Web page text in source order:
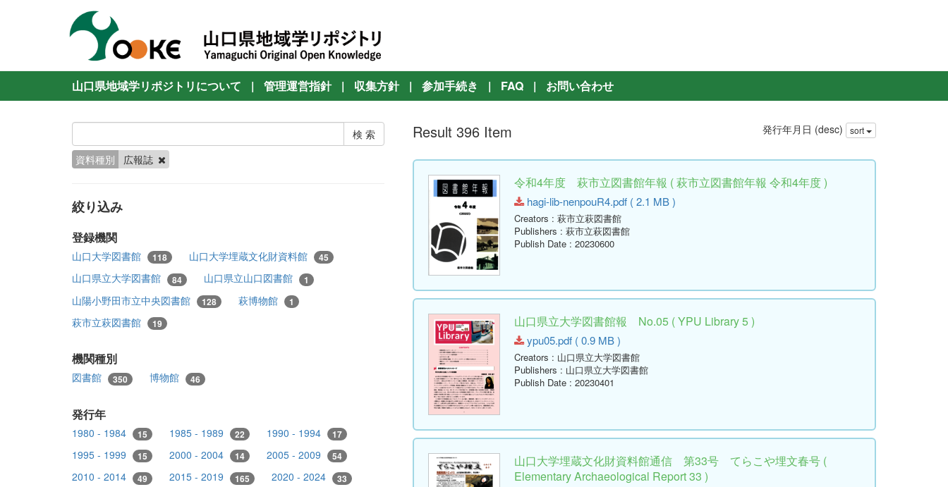
山口県地域学リポジトリについて | 管理運営指針 | 収集方針 | 参加手続き | FAQ | お問い合わせ
資料種別 広報誌
絞り込み
登録機関
山口大学図書館 118 山口大学埋蔵文化財資料館 45
山口県立大学図書館 84 山口県立山口図書館 1
山陽小野田市立中央図書館 128 萩博物館 1
萩市立萩図書館 19
機関種別
図書館 350 博物館 46
発行年
1980 - 1984 15 1985 - 1989 22 1990 - 1994 17
1995 - 1999 15 2000 - 2004 14 2005 - 2009 54
2010 - 2014 49 2015 - 2019 165 2020 - 2024 33
Result 396 Item 発行年月日 (desc) sort
令和4年度 萩市立図書館年報 ( 萩市立図書館年報 令和4年度 )
hagi-lib-nenpouR4.pdf ( 2.1 MB )
Creators : 萩市立萩図書館
Publishers : 萩市立萩図書館
Publish Date : 20230600
山口県立大学図書館報 No.05 ( YPU Library 5 )
ypu05.pdf ( 0.9 MB )
Creators : 山口県立大学図書館
Publishers : 山口県立大学図書館
Publish Date : 20230401
山口大学埋蔵文化財資料館通信 第33号 てらこや埋文春号 (
Elementary Archaeological Report 33 )